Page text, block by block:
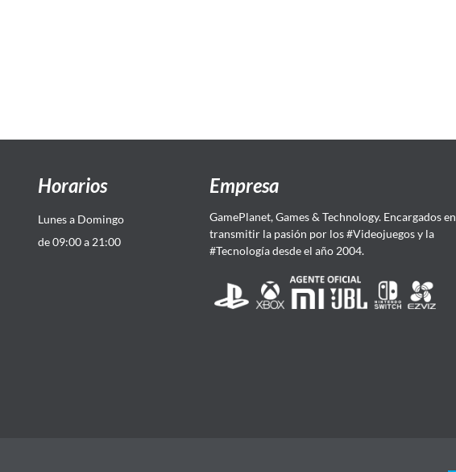
Horarios
Lunes a Domingo
de 09:00 a 21:00
Empresa
GamePlanet, Games & Technology. Encargados en
transmitir la pasión por los #Videojuegos y la
#Tecnología desde el año 2004.